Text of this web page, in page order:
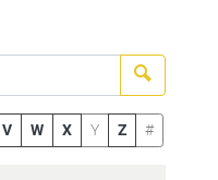
V W X Y Z #